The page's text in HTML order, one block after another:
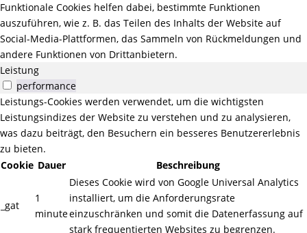
Funktionale Cookies helfen dabei, bestimmte Funktionen
auszuführen, wie z. B. das Teilen des Inhalts der Website auf
Social-Media-Plattformen, das Sammeln von Rückmeldungen und
andere Funktionen von Drittanbietern.
Leistung
performance
Leistungs-Cookies werden verwendet, um die wichtigsten
Leistungsindizes der Website zu verstehen und zu analysieren,
was dazu beiträgt, den Besuchern ein besseres Benutzererlebnis
zu bieten.
Cookie Dauer Beschreibung
_gat
1
minute
Dieses Cookie wird von Google Universal Analytics
installiert, um die Anforderungsrate
einzuschränken und somit die Datenerfassung auf
stark frequentierten Websites zu begrenzen.